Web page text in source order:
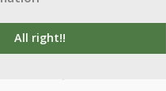
All right!!
© 2020 BME Építőmérnöki Kar
Budapest, Műegyetem rkp. 3.